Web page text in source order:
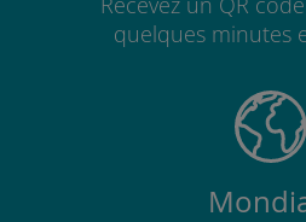
quelques minutes